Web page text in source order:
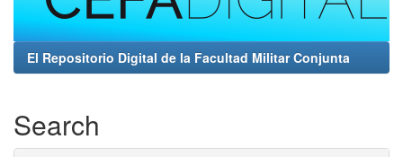
El Repositorio Digital de la Facultad Militar Conjunta
Search